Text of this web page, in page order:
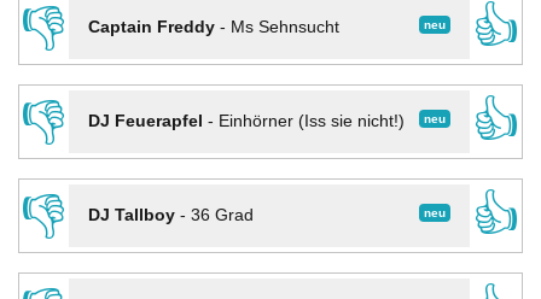
👎
neu
Captain Freddy- Ms Sehnsucht
👍
👎
neu
DJ Feuerapfel - Einhörner (Iss sie nicht!)
👍
👎
neu
DJ Tallboy- 36 Grad
👍